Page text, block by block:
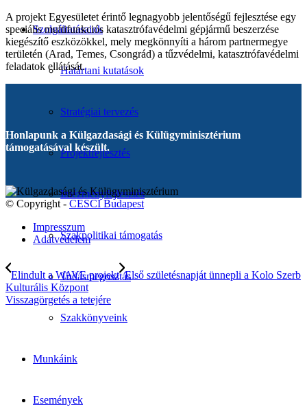
Szolgáltatásaink
Határtani kutatások
Stratégiai tervezés
Projektfejlesztés
Intézményfejlesztés
Szakpolitikai támogatás
Tudásmegosztás
Szakkönyveink
Munkáink
Események
A projekt Egyesületet érintő legnagyobb jelentőségű fejlesztése egy
speciális multifunkciós katasztrófavédelmi gépjármű beszerzése
kiegészítő eszközökkel, mely megkönnyíti a három partnermegye
területén (Arad, Temes, Csongrád) a tűzvédelmi, katasztrófavédelmi
feladatok ellátását.
Honlapunk a Külgazdasági és Külügyminisztérium
támogatásával készült.
© Copyright - CESCI Budapest
Impresszum
Adatvédelem
Elindult a WAVE projekt Első születésnapját ünnepli a Kolo Szerb
Kulturális Központ
Visszagörgetés a tetejére